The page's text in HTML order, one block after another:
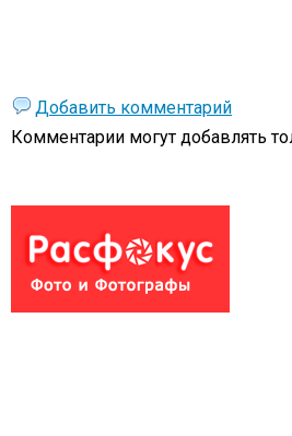
Добавить комментарий
Комментарии могут добавлять